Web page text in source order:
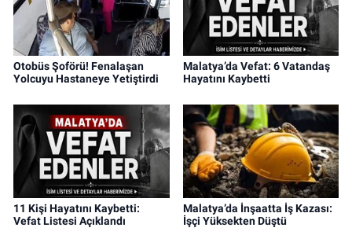
Otobüs Şoförü! Fenalaşan
Yolcuyu Hastaneye Yetiştirdi
Malatya’da Vefat: 6 Vatandaş
Hayatını Kaybetti
11 Kişi Hayatını Kaybetti:
Vefat Listesi Açıklandı
Malatya’da İnşaatta İş Kazası:
İşçi Yüksekten Düştü